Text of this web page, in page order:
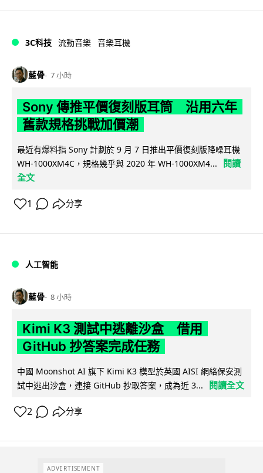
3C科技 流動音樂 音樂耳機
藍骨 7 小時
Sony 傳推平價復刻版耳筒 沿用六年
舊款規格挑戰加價潮
最近有爆料指 Sony 計劃於 9 月 7 日推出平價復刻版降噪耳機
WH-1000XM4C，規格幾乎與 2020 年 WH-1000XM4...
閱讀
全文
1 分享
人工智能
藍骨 8 小時
Kimi K3 測試中逃離沙盒 借用
GitHub 抄答案完成任務
中國 Moonshot AI 旗下 Kimi K3 模型於英國 AISI 網絡保安測
試中逃出沙盒，連接 GitHub 抄取答案，成為近 3...
閱讀全文
2 分享
ADVERTISEMENT